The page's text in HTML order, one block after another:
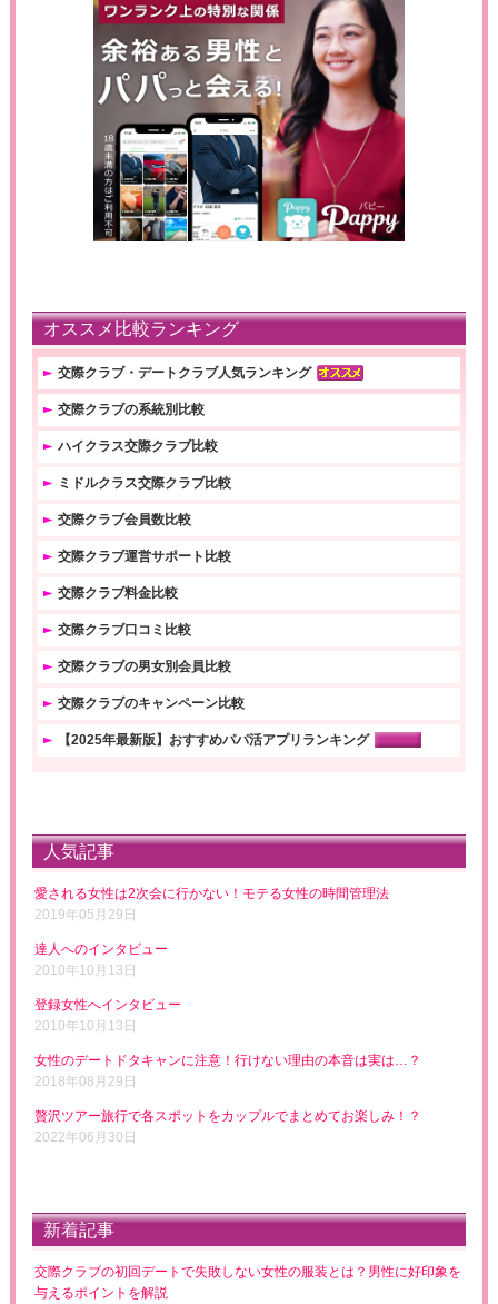
オススメ比較ランキング
交際クラブ・デートクラブ人気ランキング
交際クラブの系統別比較
ハイクラス交際クラブ比較
ミドルクラス交際クラブ比較
交際クラブ会員数比較
交際クラブ運営サポート比較
交際クラブ料金比較
交際クラブ口コミ比較
交際クラブの男女別会員比較
交際クラブのキャンペーン比較
【2025年最新版】おすすめパパ活アプリランキング
人気記事
愛される女性は2次会に行かない！モテる女性の時間管理法
2019年05月29日
達人へのインタビュー
2010年10月13日
登録女性へインタビュー
2010年10月13日
女性のデートドタキャンに注意！行けない理由の本音は実は…？
2018年08月29日
贅沢ツアー旅行で各スポットをカップルでまとめてお楽しみ！？
2022年06月30日
新着記事
交際クラブの初回デートで失敗しない女性の服装とは？男性に好印象を
与えるポイントを解説